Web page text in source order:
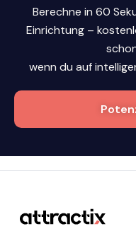
Berechne in 60
Einrichtung –
wenn du auf